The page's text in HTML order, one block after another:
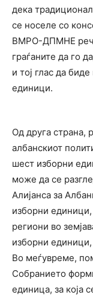
дека
се носеле со
ВМРО-ДПМНЕ рече
граѓаните да го
и тој глас да
единици.
Од друга страна,
албанскиот
шест изборни
може да се
Алијанса за
изборни
региони во
изборни
Во меѓувреме,
Собранието
единица, за која